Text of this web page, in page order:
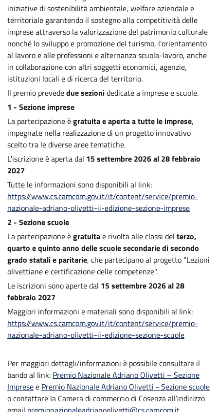
iniziative di sostenibilità ambientale, welfare aziendale e
territoriale garantendo il sostegno alla competitività delle
imprese attraverso la valorizzazione del patrimonio culturale
nonché lo sviluppo e promozione del turismo, l’orientamento
al lavoro e alle professioni e alternanza scuola-lavoro, anche
in collaborazione con altri soggetti economici, agenzie,
istituzioni locali e di ricerca del territorio.
Il premio prevededue sezionidedicate a imprese e scuole.
1 - Sezione imprese
La partecipazione ègratuita e aperta a tutte le imprese,
impegnate nella realizzazione di un progetto innovativo
scelto tra le diverse aree tematiche.
L'iscrizione è aperta dal 15 settembre 2026 al 28 febbraio
2027
Tutte le informazioni sono disponibili al link:
https://www.cs.camcom.gov.it/it/content/service/premio-
nazionale-adriano-olivetti-ii-edizione-sezione-imprese
2 - Sezione scuole
La partecipazione ègratuitae rivolta alle classi del terzo,
quarto e quinto anno delle scuole secondarie di secondo
grado statali e paritarie, che partecipano al progetto "Lezioni
olivettiane e certificazione delle competenze".
Le iscrizioni sono aperte dal 15 settembre 2026 al 28
febbraio 2027
Maggiori informazioni e materiali sono disponibili al link:
https://www.cs.camcom.gov.it/it/content/service/premio-
nazionale-adriano-olivetti-ii-edizione-sezione-scuole
Per maggiori dettagli/informazioni è possibile consultare il
bando al link: Premio Nazionale Adriano Olivetti – Sezione
Impresee Premio Nazionale Adriano Olivetti - Sezione scuole
o contattare la Camera di commercio di Cosenza all’indirizzo